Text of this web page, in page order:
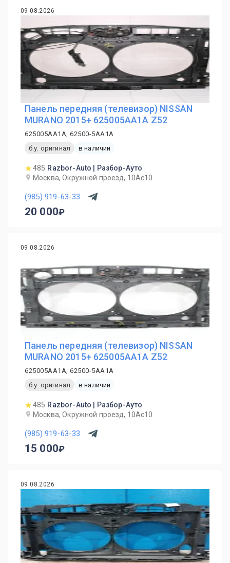
09.08.2026
Панель передняя (телевизор) NISSAN
MURANO 2015+ 625005AA1A Z52
625005AA1A, 62500-5AA1A
б.у. оригинал
в наличии
485 Razbor-Auto | Разбор-Ауто
Москва, Окружной проезд, 10Ас10
(985) 919-63-33
20 000
09.08.2026
Панель передняя (телевизор) NISSAN
MURANO 2015+ 625005AA1A Z52
625005AA1A, 62500-5AA1A
б.у. оригинал
в наличии
485 Razbor-Auto | Разбор-Ауто
Москва, Окружной проезд, 10Ас10
(985) 919-63-33
15 000
09.08.2026